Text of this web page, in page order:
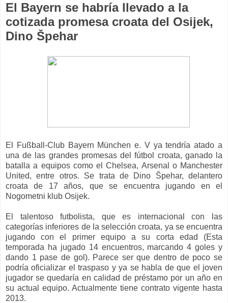
El Bayern se habría llevado a la
cotizada promesa croata del Osijek,
Dino Špehar
El Fußball-Club Bayern München e. V ya tendría atado a
una de las grandes promesas del fútbol croata, ganado la
batalla a equipos como el Chelsea, Arsenal o Manchester
United, entre otros. Se trata de Dino Špehar, delantero
croata de 17 años, que se encuentra jugando en el
Nogometni klub Osijek.
El talentoso futbolista, que es internacional con las
categorías inferiores de la selección croata, ya se encuentra
jugando con el primer equipo a su corta edad (Esta
temporada ha jugado 14 encuentros, marcando 4 goles y
dando 1 pase de gol). Parece ser que dentro de poco se
podría oficializar el traspaso y ya se habla de que el joven
jugador se quedaría en calidad de préstamo por un año en
su actual equipo. Actualmente tiene contrato vigente hasta
2013.